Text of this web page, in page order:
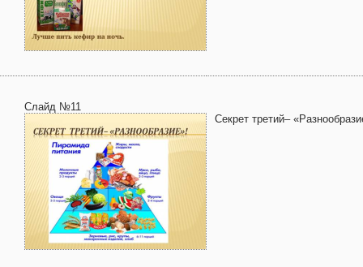
Слайд №11
Секрет третий–